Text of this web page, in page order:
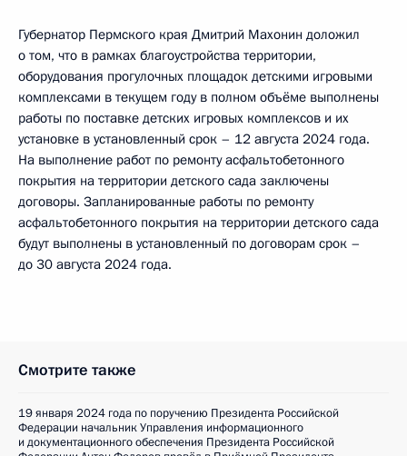
Губернатор Пермского края Дмитрий Махонин доложил
о том, что в рамках благоустройства территории,
оборудования прогулочных площадок детскими игровыми
комплексами в текущем году в полном объёме выполнены
работы по поставке детских игровых комплексов и их
установке в установленный срок – 12 августа 2024 года.
На выполнение работ по ремонту асфальтобетонного
покрытия на территории детского сада заключены
договоры. Запланированные работы по ремонту
асфальтобетонного покрытия на территории детского сада
будут выполнены в установленный по договорам срок –
до 30 августа 2024 года.
Смотрите также
19 января 2024 года по поручению Президента Российской
Федерации начальник Управления информационного
и документационного обеспечения Президента Российской